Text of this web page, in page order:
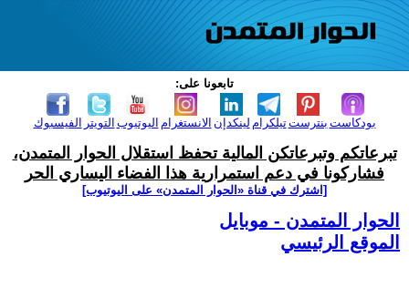
تابعونا على:
الفيسبوك التويتر اليوتيوب الانستغرام لينكدإن تيلكرامبنترست بودكاست
تبرعاتكم وتبرعاتكن المالية تحفظ استقلال الحوار المتمدن،
فشاركونا في دعم استمرارية هذا الفضاء اليساري الحر
[اشترك في قناة ‫«الحوار المتمدن» على اليوتيوب]
الحوار المتمدن - موبايل
الموقع الرئيسي